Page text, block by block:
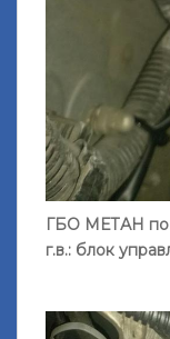
ГБО МЕТАН по
г.в.: блок